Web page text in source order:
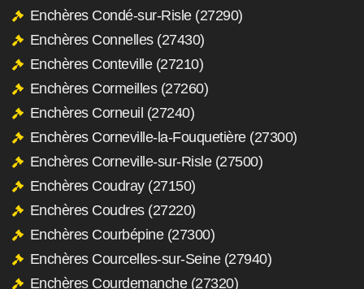
Enchères Condé-sur-Risle (27290)
Enchères Connelles (27430)
Enchères Conteville (27210)
Enchères Cormeilles (27260)
Enchères Corneuil (27240)
Enchères Corneville-la-Fouquetière (27300)
Enchères Corneville-sur-Risle (27500)
Enchères Coudray (27150)
Enchères Coudres (27220)
Enchères Courbépine (27300)
Enchères Courcelles-sur-Seine (27940)
Enchères Courdemanche (27320)